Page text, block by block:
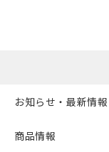
お知らせ・最新情報
商品情報